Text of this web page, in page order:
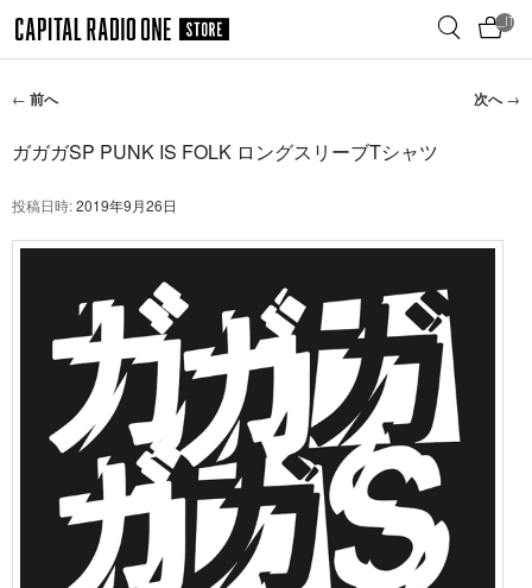
ン
ン
ン
へ
移
投
ビ
ー
ョ
← 前へ 次へ→
ガガガSP PUNK IS FOLK ロングスリーブTシャツ
投稿日時:2019年9月26日